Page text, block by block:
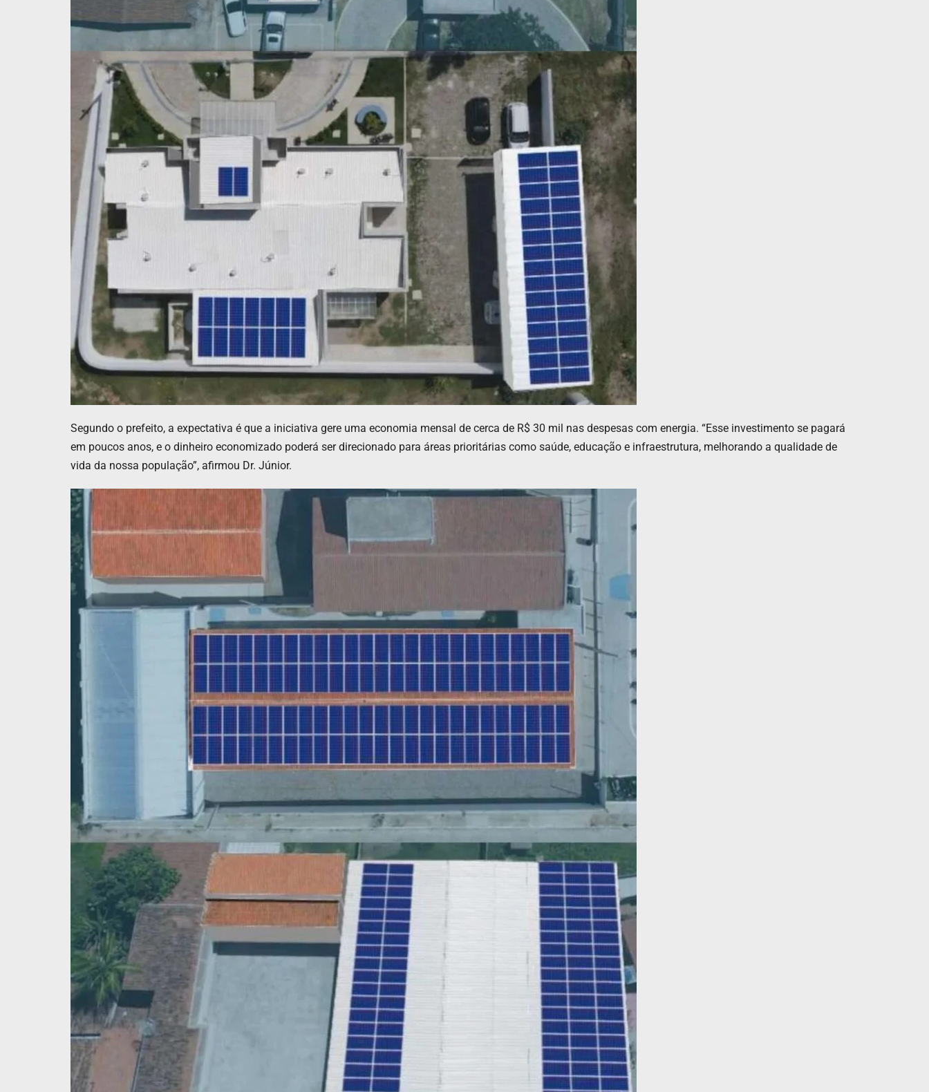
Segundo o prefeito, a expectativa é que a iniciativa gere uma economia mensal de cerca de R$ 30 mil nas despesas com energia. “Esse investimento se pagará
em poucos anos, e o dinheiro economizado poderá ser direcionado para áreas prioritárias como saúde, educação e infraestrutura, melhorando a qualidade de
vida da nossa população”, afirmou Dr. Júnior.